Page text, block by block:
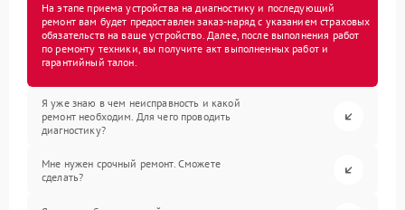
На этапе приема устройства на диагностику и последующий
ремонт вам будет предоставлен заказ-наряд с указанием страховых
обязательств на ваше устройство. Далее, после выполнения работ
по ремонту техники, вы получите акт выполненных работ и
гарантийный талон.
Я уже знаю в чем неисправность и какой
ремонт необходим. Для чего проводить
диагностику?
Мне нужен срочный ремонт. Сможете
сделать?